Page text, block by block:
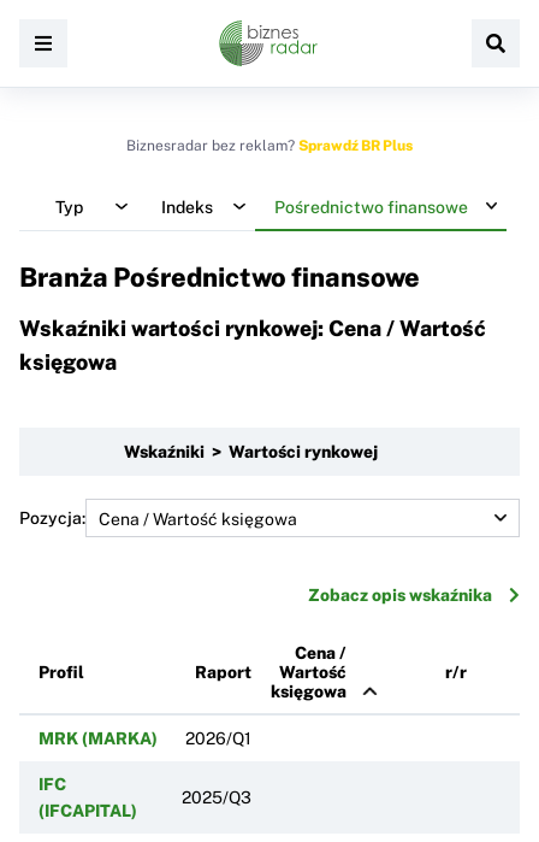
Biznesradar bez reklam? Sprawdź BR Plus
Typ Indeks Pośrednictwo finansowe
Branża Pośrednictwo finansowe
Wskaźniki wartości rynkowej: Cena / Wartość
księgowa
Wskaźniki > Wartości rynkowej
Pozycja:
Zobacz opis wskaźnika
Profil Raport
Cena /
Wartość
księgowa
r/r
MRK (MARKA) 2026/Q1
IFC
(IFCAPITAL)
2025/Q3